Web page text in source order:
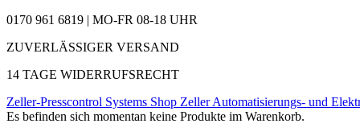
0170 961 6819 | MO-FR 08-18 UHR
ZUVERLÄSSIGER VERSAND
14 TAGE WIDERRUFSRECHT
Zeller-Presscontrol Systems Shop Zeller Automatisierungs- und
Es befinden sich momentan keine Produkte im Warenkorb.